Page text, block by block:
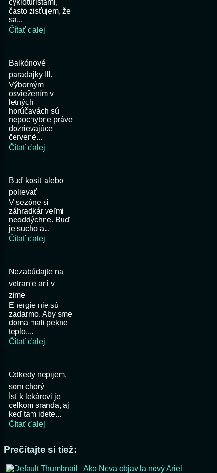
cykloturistami,
často zisťujem, že
sa...
Čítať ďalej
Balkónové
paradajky III.
Výborným
osviežením v
letných
horúčavách sú
nepochybne práve
dozrievajúce
červené...
Čítať ďalej
Buď kosiť alebo
polievať
V sezóne si
záhradkár veľmi
neoddýchne. Buď
je sucho a...
Čítať ďalej
Nezabúdajte na
vetranie ani v
zime
Energie nie sú
zadarmo. Aby sme
doma mali pekne
teplo,...
Čítať ďalej
Odkedy nepijem,
som chorý
Ísť k lekárovi je
celkom sranda, aj
keď tam idete...
Čítať ďalej
Prečítajte si tiež:
Ako Nova objavila nový Ariel